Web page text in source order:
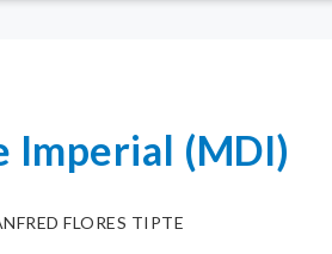
Imperial (MDI)
FLORES TIPTE